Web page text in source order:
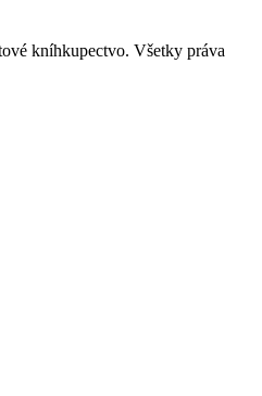
kníhkupectvo. Všetky práva